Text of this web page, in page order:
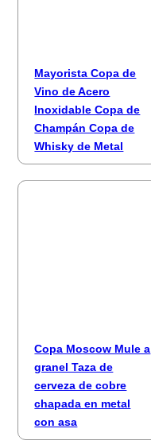
Mayorista Copa de
Vino de Acero
Inoxidable Copa de
Champán Copa de
Whisky de Metal
Copa Moscow Mule a
granel Taza de
cerveza de cobre
chapada en metal
con asa